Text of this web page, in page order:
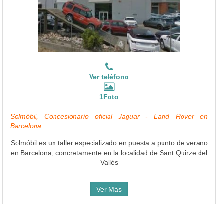
Ver teléfono
1Foto
Solmóbil, Concesionario oficial Jaguar - Land Rover en
Barcelona
Solmóbil es un taller especializado en puesta a punto de verano
en Barcelona, concretamente en la localidad de Sant Quirze del
Vallès
Ver Más